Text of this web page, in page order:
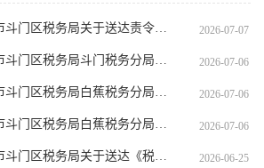
送达责令限期改正通知书的公告（2026年第7期） 2026-07-07
分局关于送达《责令提供社会保险费担保通知书》的公告 2026-07-06
务分局关于送达《社会保险费限期缴纳通知书》的公告 2026-07-06
务分局关于送达《社会保险费限期改正通知书》的公告 2026-07-06
务事项通知书》的公告（珠斗斗门税 税通 〔2025〕 5182 号） 2026-06-25